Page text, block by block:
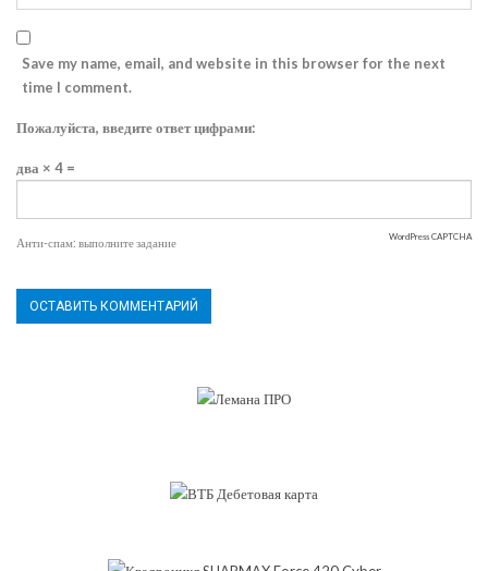
Save my name, email, and website in this browser for the next
time I comment.
Пожалуйста, введите ответ цифрами:
два × 4 =
Анти-спам: выполните задание WordPress CAPTCHA